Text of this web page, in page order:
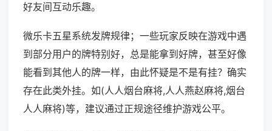
好友间互动乐趣。
微乐卡五星系统发牌规律；一些玩家反映在游戏中遇
到部分用户的牌特别好，总是能拿到好牌，甚至好像
能看到其他人的牌一样，由此怀疑是不是有挂？确实
存在此类外挂。如(人人烟台麻将,人人燕赵麻将,烟台
人人麻将)等，建议通过正规途径维护游戏公平。